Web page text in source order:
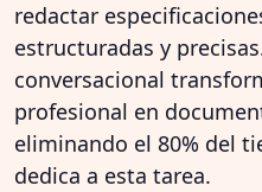
redactar
estructuradas y
conversacional
profesional en
eliminando el 80% del
dedica a esta tarea.